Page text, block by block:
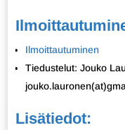
Ilmoittautuminen
Tiedustelut: Jouko
Lisätiedot: